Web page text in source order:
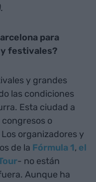
para
festivales?
y grandes
las condiciones
Esta ciudad a
o
organizadores y
de la Fórmula 1, el
- no están
Aunque ha